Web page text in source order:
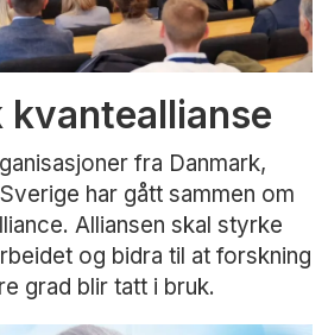
kvanteallianse
fra Danmark,
har gått sammen om
Alliansen skal styrke
og bidra til at forskning
grad blir tatt i bruk.